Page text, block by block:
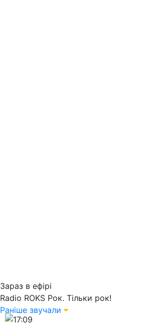
Зараз в ефірі
Radio ROKS Рок. Тільки рок!
Раніше звучали
17:09